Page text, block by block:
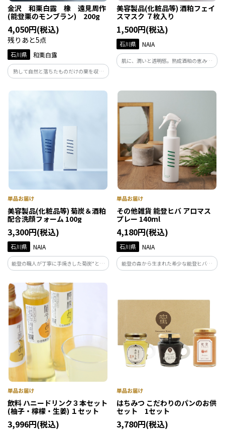
金沢 和栗白露 橡 遠見周作
(能登栗のモンブラン) 200g
4,050円(税込)
残りあと5点
石川県 和栗白露
熟して自然と落ちたものだけの栗を収穫
し、低温貯蔵することで収穫直後の2倍以
上に甘みが増した栗。和栗をねりこんだ
美容製品(化粧品等) 酒粕フェイ
スマスク ７枚入り
1,500円(税込)
石川県 NAIA
肌に、潤いと透明感。熟成酒粕の恵みを
まるごと閉じ込めた、贅沢フェイスマス
美容製品(化粧品等) 菊炭＆酒粕
配合洗顔フォーム 100g
3,300円(税込)
石川県 NAIA
能登の職人が丁寧に手焼きした菊炭*と、
石けん系洗浄成分の黄金コンビで、毛穴
汚れや古い角質をしっかり吸着オフしな
がら肌を乾燥させにくい洗顔料です。*菊
炭：炭（汚れ吸着成分）
その他雑貨 能登ヒバ アロマス
プレー 140ml
4,180円(税込)
石川県 NAIA
能登の森から生まれた希少な能登ヒバ精
油を中心に、ベルガモット、ラベンダー
空間をやさしく包み込みます。
飲料 ハニードリンク３本セット
(柚子・檸檬・生姜) １セット
3,996円(税込)
はちみつ こだわりのパンのお供
セット 1セット
3,780円(税込)